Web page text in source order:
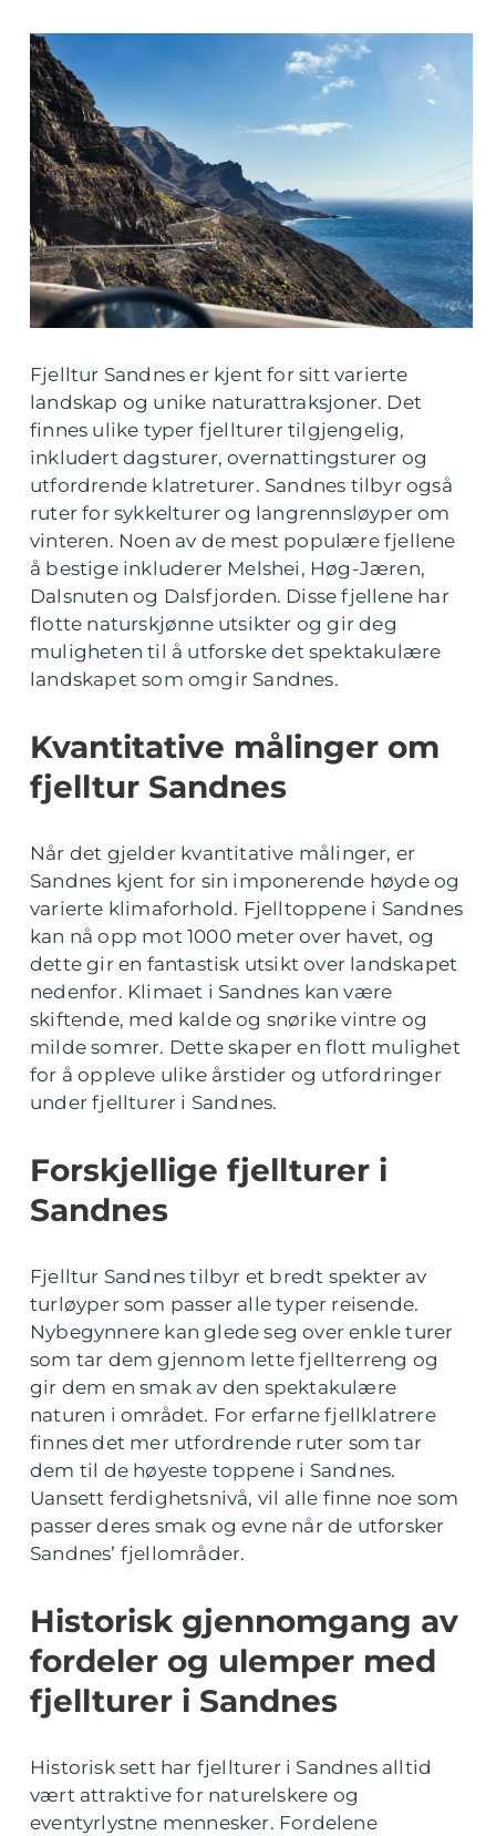
Fjelltur Sandnes er kjent for sitt varierte
landskap og unike naturattraksjoner. Det
finnes ulike typer fjellturer tilgjengelig,
inkludert dagsturer, overnattingsturer og
utfordrende klatreturer. Sandnes tilbyr også
ruter for sykkelturer og langrennsløyper om
vinteren. Noen av de mest populære fjellene
å bestige inkluderer Melshei, Høg-Jæren,
Dalsnuten og Dalsfjorden. Disse fjellene har
flotte naturskjønne utsikter og gir deg
muligheten til å utforske det spektakulære
landskapet som omgir Sandnes.
Kvantitative målinger om
fjelltur Sandnes
Når det gjelder kvantitative målinger, er
Sandnes kjent for sin imponerende høyde og
varierte klimaforhold. Fjelltoppene i Sandnes
kan nå opp mot 1000 meter over havet, og
dette gir en fantastisk utsikt over landskapet
nedenfor. Klimaet i Sandnes kan være
skiftende, med kalde og snørike vintre og
milde somrer. Dette skaper en flott mulighet
for å oppleve ulike årstider og utfordringer
under fjellturer i Sandnes.
Forskjellige fjellturer i
Sandnes
Fjelltur Sandnes tilbyr et bredt spekter av
turløyper som passer alle typer reisende.
Nybegynnere kan glede seg over enkle turer
som tar dem gjennom lette fjellterreng og
gir dem en smak av den spektakulære
naturen i området. For erfarne fjellklatrere
finnes det mer utfordrende ruter som tar
dem til de høyeste toppene i Sandnes.
Uansett ferdighetsnivå, vil alle finne noe som
passer deres smak og evne når de utforsker
Sandnes’ fjellområder.
Historisk gjennomgang av
fordeler og ulemper med
fjellturer i Sandnes
Historisk sett har fjellturer i Sandnes alltid
vært attraktive for naturelskere og
eventyrlystne mennesker. Fordelene